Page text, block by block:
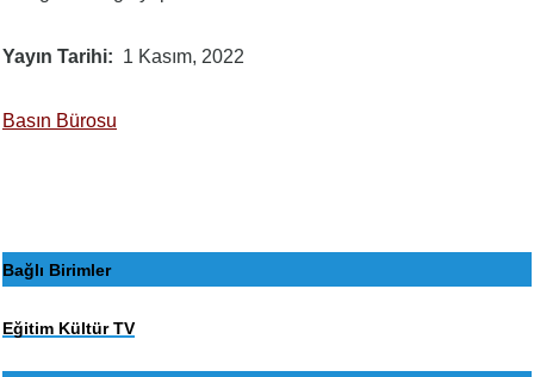
Yayın Tarihi 1 Kasım, 2022
Basın Bürosu
Bağlı Birimler
Eğitim Kültür TV